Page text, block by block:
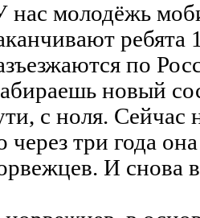
нас молодёжь
ребята
по
новый
с ноля. Сейчас
через три года
И снова